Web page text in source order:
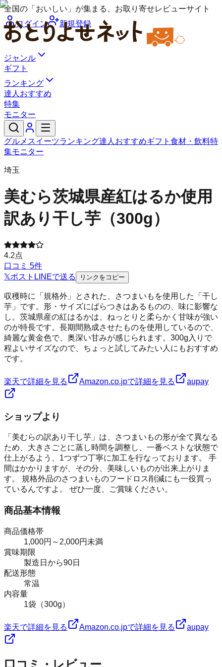
全国の「おいしい」が集まる、お取り寄せレビューサイト
ログイン
新規登録
ジャンル
ギフト
ランキング
達人おすすめ
特集
モニター
グルメ スイーツランキング達人おすすめギフト 食材・飲料特
集モニター
埼玉
美むら茨城県産紅はるか使用
訳あり干し芋（300g）
4.2点
口コミ 5件
𝕏ポスト LINEで送る リンクをコピー
収穫時に「規格外」とされた、さつまいもを使用した「干し
芋」です。形・サイズにばらつきはあるものの、味に影響な
し。茨城県産の紅はるかは、ねっとりと柔らかく甘味が強い
のが特長です。長期間熟成させたものを使用しているので、
綺麗な黄金色で、奥深い甘みが感じられます。300g入りで
程よいサイズなので、ちょっと試してみたい人にもおすすめ
です。
楽天で詳細を見る Amazon.co.jpで詳細を見る aupay
ショップより
「美むらの訳あり干し芋」は、さつまいもの形が全て異なる
ため、大きさごとに蒸し時間を調整し、一番ベストな状態で
仕上がるよう、1つずつ丁寧に加工を行なっております。 手
間はかかりますが、その分、美味しいものが出来上がりま
す。 規格外品のさつまいものフードロス削減にも一役買っ
ているんですよ。 ぜひ一度、ご賞味ください。
商品基本情報
商品価格帯
1,000円～2,000円未満
賞味期限
製造日から90日
配送形態
常温
内容量
1袋（300g）
楽天で詳細を見る Amazon.co.jpで詳細を見る aupay
口コミ・レビュー